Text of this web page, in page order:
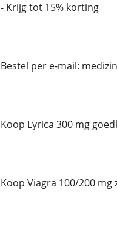
- Krijg tot 15% korting
Bestel per e-mail:
Koop Lyrica 300 mg
Koop Viagra 100/200 mg